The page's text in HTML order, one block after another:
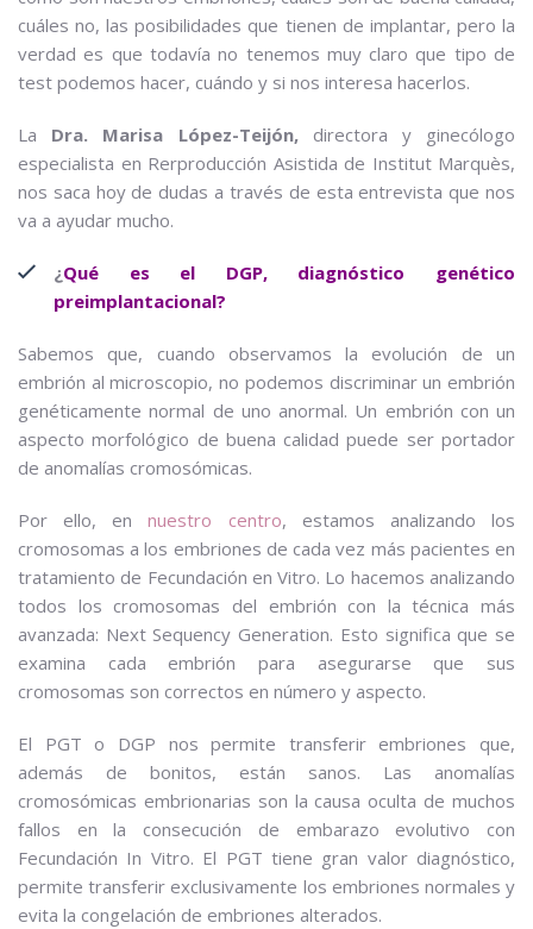
cuáles no, las posibilidades que tienen de implantar, pero la
verdad es que todavía no tenemos muy claro que tipo de
test podemos hacer, cuándo y si nos interesa hacerlos.
La Dra. Marisa López-Teijón,directora y ginecólogo
especialista en Rerproducción Asistida de Institut Marquès,
nos saca hoy de dudas a través de esta entrevista que nos
va a ayudar mucho.
¿Qué es el DGP, diagnóstico genético
preimplantacional?
Sabemos que, cuando observamos la evolución de un
embrión al microscopio, no podemos discriminar un embrión
genéticamente normal de uno anormal. Un embrión con un
aspecto morfológico de buena calidad puede ser portador
de anomalías cromosómicas.
Por ello, ennuestro centro, estamos analizando los
cromosomas a los embriones de cada vez más pacientes en
tratamiento de Fecundación en Vitro. Lo hacemos analizando
todos los cromosomas del embrión con la técnica más
avanzada: Next Sequency Generation. Esto significa que se
examina cada embrión para asegurarse que sus
cromosomas son correctos en número y aspecto.
El PGT o DGP nos permite transferir embriones que,
además de bonitos, están sanos. Las anomalías
cromosómicas embrionarias son la causa oculta de muchos
fallos en la consecución de embarazo evolutivo con
Fecundación In Vitro. El PGT tiene gran valor diagnóstico,
permite transferir exclusivamente los embriones normales y
evita la congelación de embriones alterados.